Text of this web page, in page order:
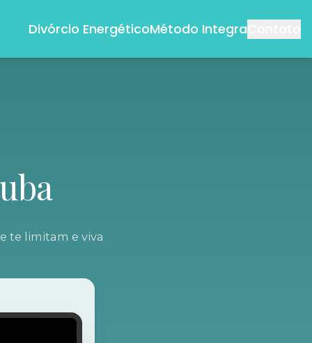
Divórcio EnergéticoMétodo Integra
te limitam e viva